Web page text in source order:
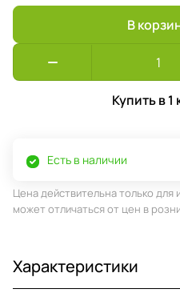
В
Купить в 1
Есть в наличии
Цена действительна только для
может отличаться от цен в
Характеристики